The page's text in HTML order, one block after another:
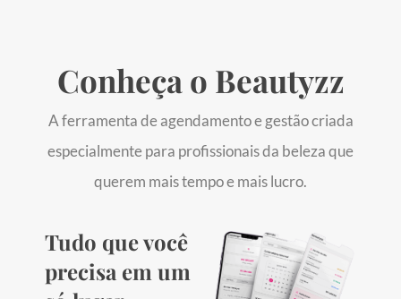
Conheça o Beautyzz
A ferramenta de agendamento e gestão criada
especialmente para profissionais da beleza que
querem mais tempo e mais lucro.
Tudo que você
precisa em um